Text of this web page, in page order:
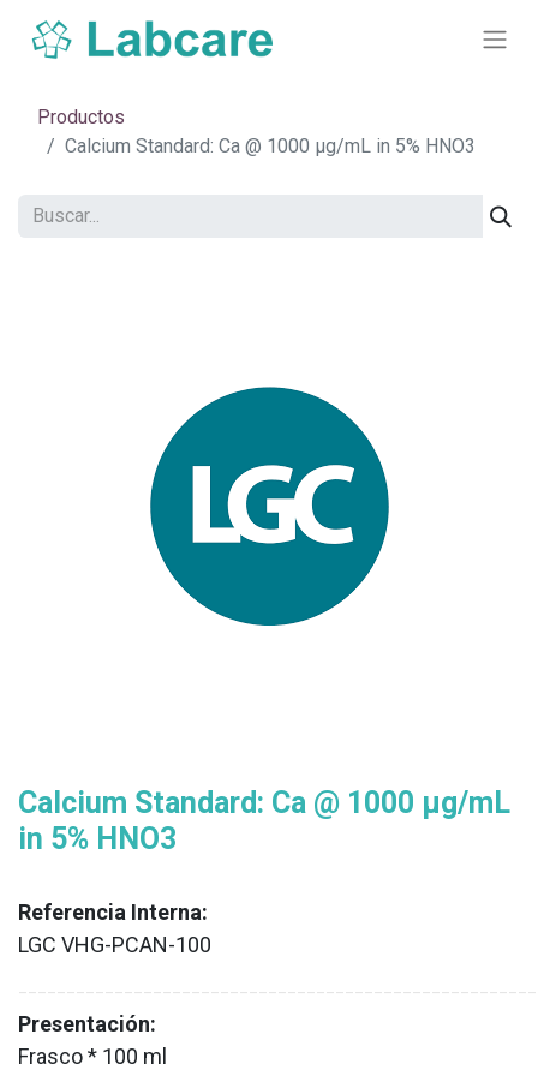
Productos
Calcium Standard: Ca @ 1000 µg/mL in 5% HNO3
Calcium Standard: Ca @ 1000 µg/mL
in 5% HNO3
Referencia Interna:
LGC VHG-PCAN-100
Presentación:
Frasco * 100 ml